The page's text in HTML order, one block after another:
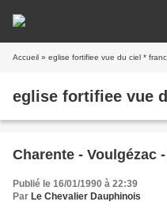
Accueil » eglise fortifiee vue du ciel *
eglise fortifiee vue
Charente - Voulgézac
Publié le 16/01/1990 à 22:39
Par Le Chevalier Dauphinois